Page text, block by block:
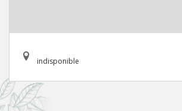
indisponible